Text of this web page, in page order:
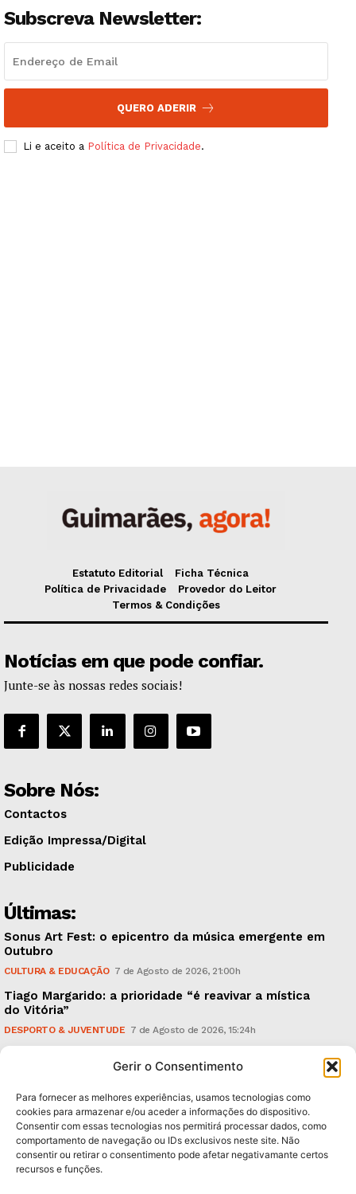
Institucional
Artigos
Edição Digital
Europa
Grande Entrevista
Publicidade
Gerir o Consentimento
Para fornecer as melhores experiências, usamos tecnologias como
cookies para armazenar e/ou aceder a informações do dispositivo.
Consentir com essas tecnologias nos permitirá processar dados, como
comportamento de navegação ou IDs exclusivos neste site. Não
consentir ou retirar o consentimento pode afetar negativamante certos
recursos e funções.
Subscreva Newsletter:
QUERO ADERIR
Li e aceito a Política de Privacidade.
Estatuto Editorial
Ficha Técnica
Política de Privacidade
Provedor do Leitor
Termos & Condições
Notícias em que pode confiar.
Junte-se às nossas redes sociais!
Sobre Nós:
Contactos
Edição Impressa/Digital
Publicidade
Últimas:
Sonus Art Fest: o epicentro da música emergente em
Outubro
CULTURA & EDUCAÇÃO 7 de Agosto de 2026, 21:00h
Tiago Margarido: a prioridade “é reavivar a mística
do Vitória”
DESPORTO & JUVENTUDE 7 de Agosto de 2026, 15:24h
caudais e antecipa situações de risco
Subscreva Newsletter: